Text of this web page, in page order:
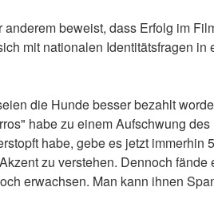
beweist, dass Erfolg im
mit nationalen Identitätsfragen
die Hunde besser bezahlt
habe zu einem Aufschwung
habe, gebe es jetzt
zu verstehen. Dennoch
erwachsen. Man kann ihnen